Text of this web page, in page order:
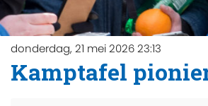
donderdag, 21 mei 2026 23:13
Kamptafel